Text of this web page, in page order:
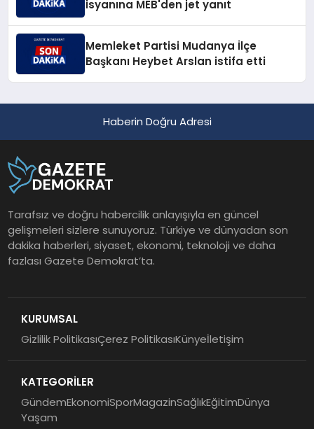
isyanına MEB'den jet yanıt
Memleket Partisi Mudanya İlçe
Başkanı Heybet Arslan istifa etti
Haberin Doğru Adresi
Tarafsız ve doğru habercilik anlayışıyla en güncel
gelişmeleri sizlere sunuyoruz. Türkiye ve dünyadan son
dakika haberleri, siyaset, ekonomi, teknoloji ve daha
fazlası Gazete Demokrat’ta.
KURUMSAL
Gizlilik PolitikasıÇerez PolitikasıKünyeİletişim
KATEGORİLER
GündemEkonomiSporMagazinSağlıkEğitimDünya
Yaşam